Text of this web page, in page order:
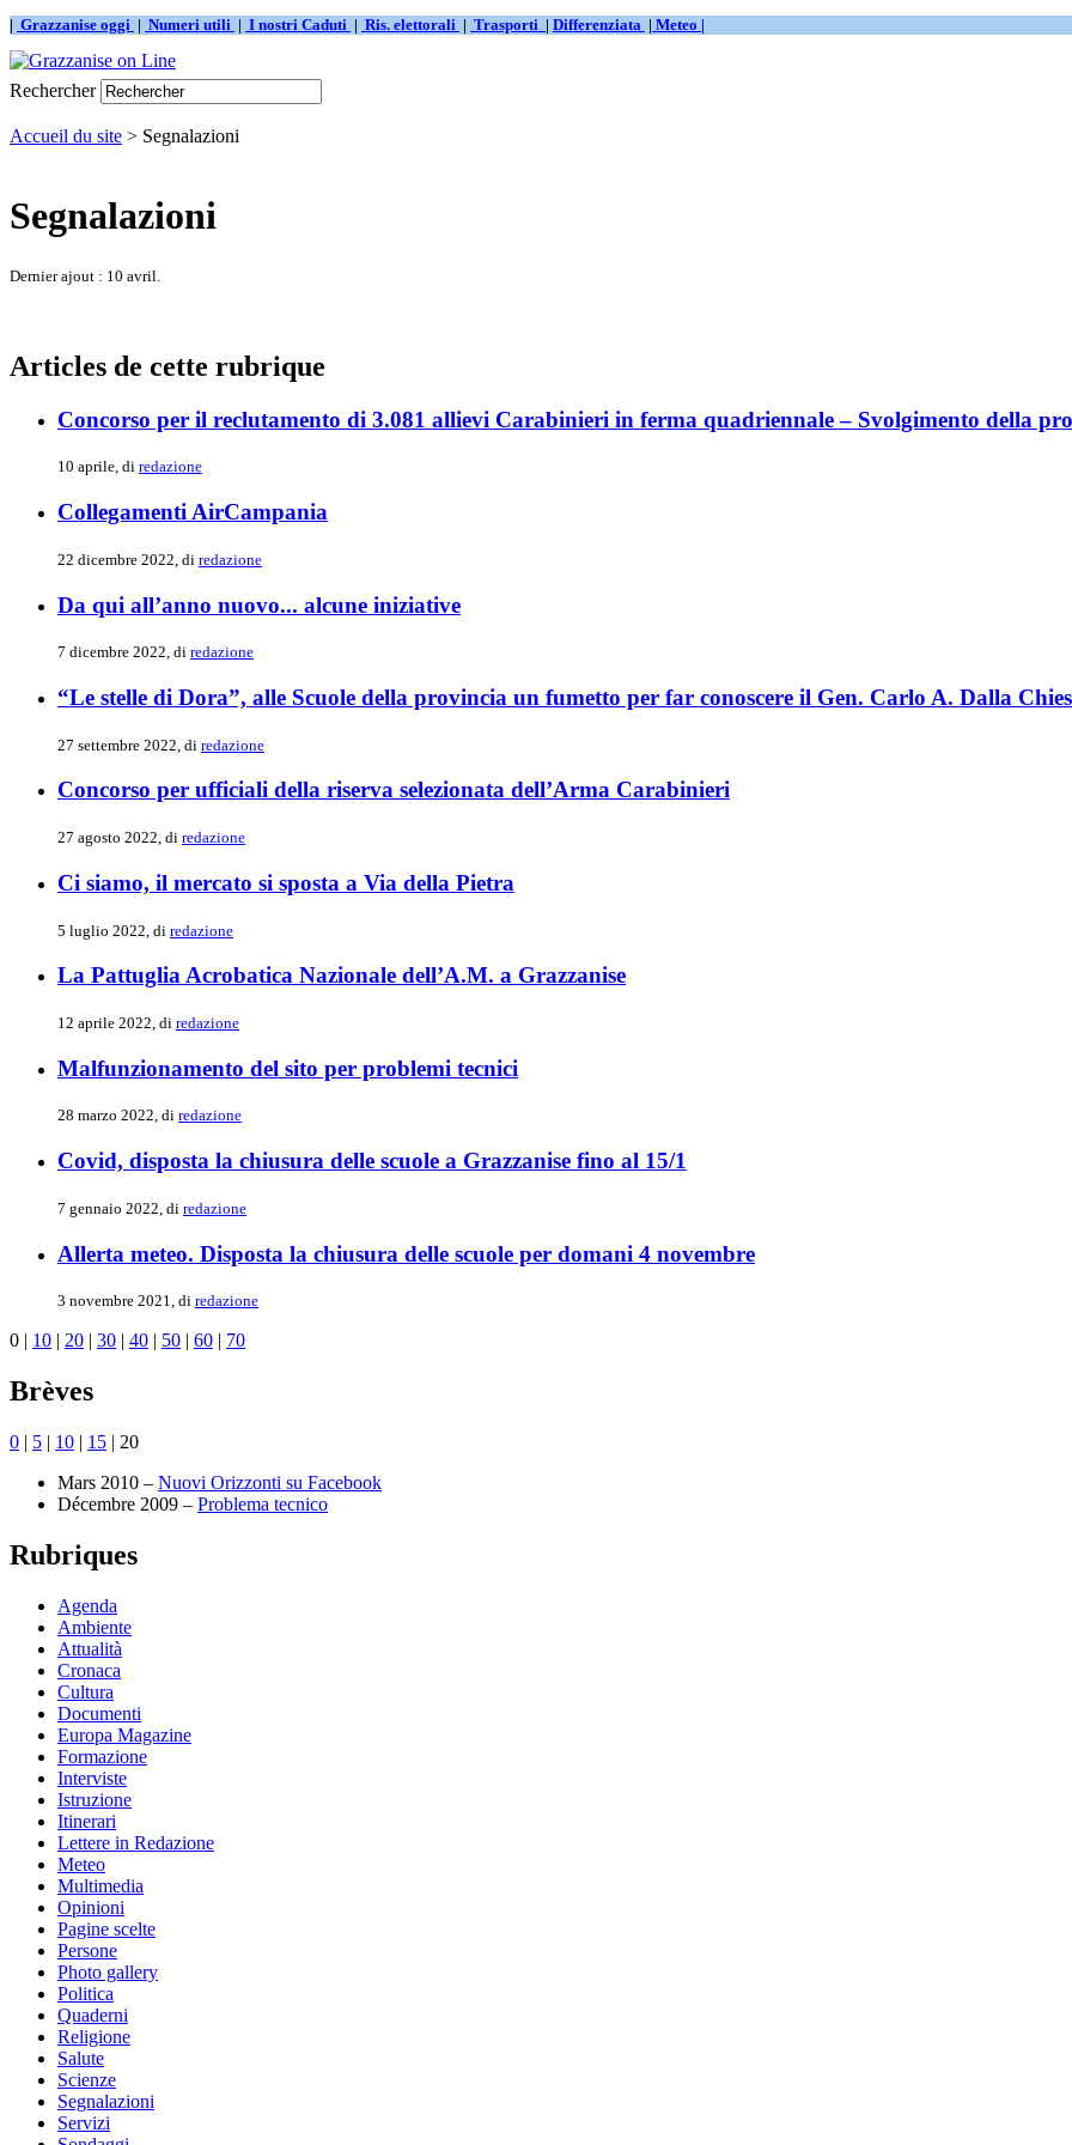
| Grazzanise oggi | Numeri utili | I nostri Caduti | Ris. elettorali | Trasporti | Differenziata | Meteo |
Rechercher
Accueil du site > Segnalazioni
Segnalazioni
Dernier ajout : 10 avril.
Articles de cette rubrique
Concorso per il reclutamento di 3.081 allievi Carabinieri in ferma quadriennale – Svolgimento della
10 aprile, di redazione
Collegamenti AirCampania
22 dicembre 2022, di redazione
Da qui all’anno nuovo... alcune iniziative
7 dicembre 2022, di redazione
“Le stelle di Dora”, alle Scuole della provincia un fumetto per far conoscere il Gen. Carlo A. Dalla
27 settembre 2022, di redazione
Concorso per ufficiali della riserva selezionata dell’Arma Carabinieri
27 agosto 2022, di redazione
Ci siamo, il mercato si sposta a Via della Pietra
5 luglio 2022, di redazione
La Pattuglia Acrobatica Nazionale dell’A.M. a Grazzanise
12 aprile 2022, di redazione
Malfunzionamento del sito per problemi tecnici
28 marzo 2022, di redazione
Covid, disposta la chiusura delle scuole a Grazzanise fino al 15/1
7 gennaio 2022, di redazione
Allerta meteo. Disposta la chiusura delle scuole per domani 4 novembre
3 novembre 2021, di redazione
0 | 10 | 20 | 30 | 40 | 50 | 60 | 70
Brèves
0 | 5 | 10 | 15 | 20
Mars 2010 – Nuovi Orizzonti su Facebook
Décembre 2009 – Problema tecnico
Rubriques
Agenda
Ambiente
Attualità
Cronaca
Cultura
Documenti
Europa Magazine
Formazione
Interviste
Istruzione
Itinerari
Lettere in Redazione
Meteo
Multimedia
Opinioni
Pagine scelte
Persone
Photo gallery
Politica
Quaderni
Religione
Salute
Scienze
Segnalazioni
Servizi